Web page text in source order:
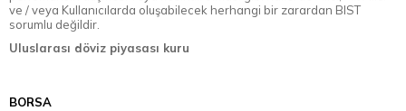
ve / veya Kullanıcılarda oluşabilecek herhangi bir zarardan BIST
sorumlu değildir.
Uluslarası döviz piyasası kuru
BORSA